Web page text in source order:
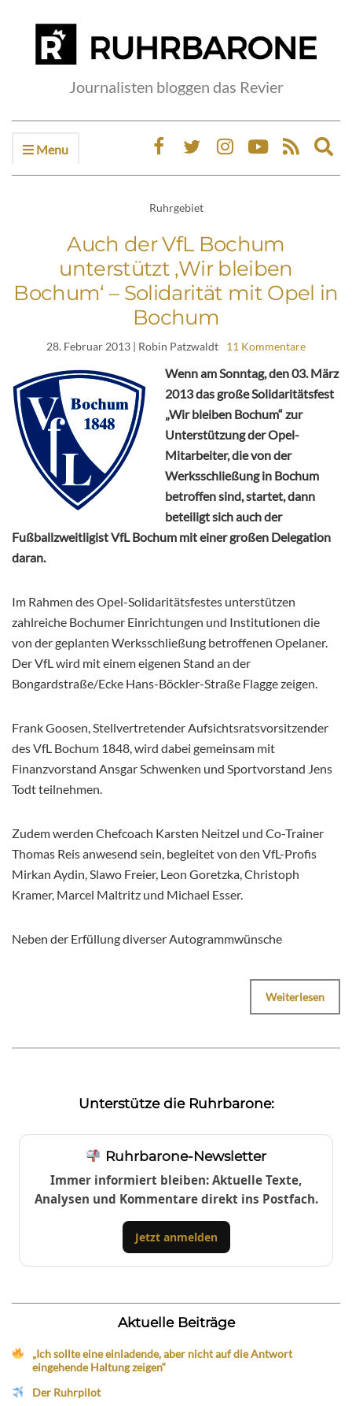
Journalisten bloggen das Revier
Menu
Ruhrgebiet
Auch der VfL Bochum
unterstützt ‚Wir bleiben
Bochum‘ – Solidarität mit Opel in
Bochum
28. Februar 2013 | Robin Patzwaldt 11 Kommentare
Wenn am Sonntag, den 03. März
2013 das große Solidaritätsfest
„Wir bleiben Bochum“ zur
Unterstützung der Opel-
Mitarbeiter, die von der
Werksschließung in Bochum
betroffen sind, startet, dann
beteiligt sich auch der
Fußballzweitligist VfL Bochum mit einer großen Delegation
daran.
Im Rahmen des Opel-Solidaritätsfestes unterstützen
zahlreiche Bochumer Einrichtungen und Institutionen die
von der geplanten Werksschließung betroffenen Opelaner.
Der VfL wird mit einem eigenen Stand an der
Bongardstraße/Ecke Hans-Böckler-Straße Flagge zeigen.
Frank Goosen, Stellvertretender Aufsichtsratsvorsitzender
des VfL Bochum 1848, wird dabei gemeinsam mit
Finanzvorstand Ansgar Schwenken und Sportvorstand Jens
Todt teilnehmen.
Zudem werden Chefcoach Karsten Neitzel und Co-Trainer
Thomas Reis anwesend sein, begleitet von den VfL-Profis
Mirkan Aydin, Slawo Freier, Leon Goretzka, Christoph
Kramer, Marcel Maltritz und Michael Esser.
Neben der Erfüllung diverser Autogrammwünsche
Weiterlesen
Unterstütze die Ruhrbarone:
Ruhrbarone-Newsletter
Immer informiert bleiben: Aktuelle Texte,
Analysen und Kommentare direkt ins Postfach.
Jetzt anmelden
Aktuelle Beiträge
„Ich sollte eine einladende, aber nicht auf die Antwort
eingehende Haltung zeigen“
Der Ruhrpilot